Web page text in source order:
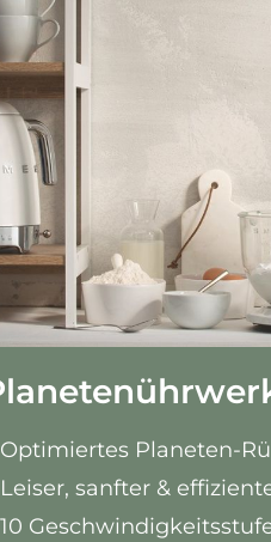
Optimiertes Planeten-
Leiser, sanfter &
10